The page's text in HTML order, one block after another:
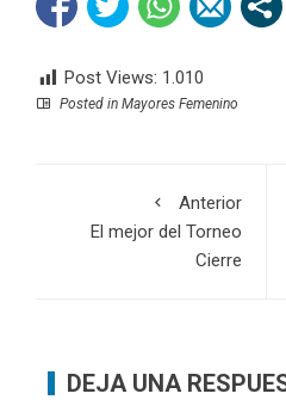
Post Views: 1.010
Posted in Mayores Femenino
Anterior
El mejor del Torneo
Cierre
DEJA UNA